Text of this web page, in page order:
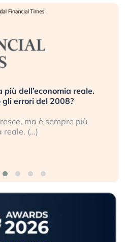
dell’economia reale.
gli errori del 2008?
ma è sempre più
reale. (…)